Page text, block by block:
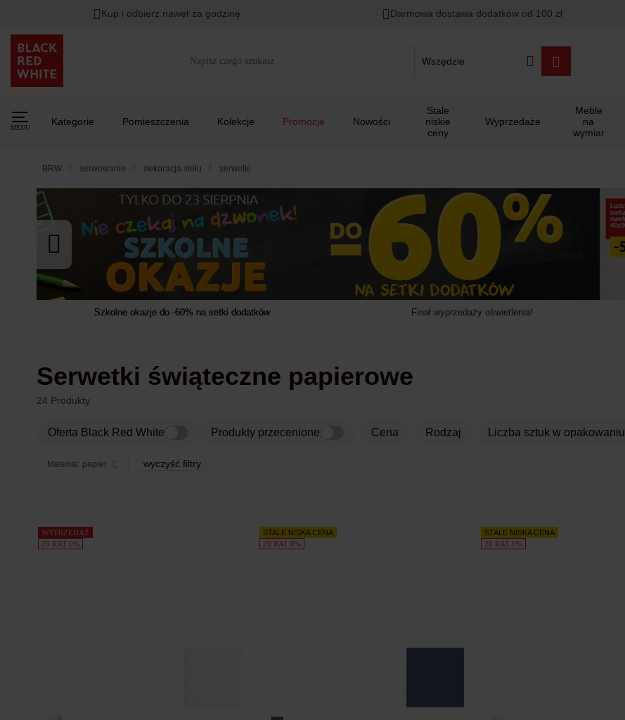
00 00 00 00 00 00
Kup i odbierz nawet za godzinę Darmowa dostawa dodatków od 100 zł
Wszędzie
MENU
Kategorie Pomieszczenia Kolekcje Promocje Nowości
Stale
niskie
ceny
Wyprzedaże
Meble
na
wymiar
BRW serwowanie dekoracja stołu serwetki
Szkolne okazje do -60% na setki dodatków Finał wyprzedaży oświetlenia!
Serwetki świąteczne papierowe
24 Produkty
Oferta Black Red White Produkty przecenione Cena rodzaj liczba sztuk w opakowaniu
Materiał: papier wyczyść filtry
Produkty
WYPRZEDAŻ
20 RAT 0%
STALE NISKA CENA
20 RAT 0%
STALE NISKA CENA
20 RAT 0%